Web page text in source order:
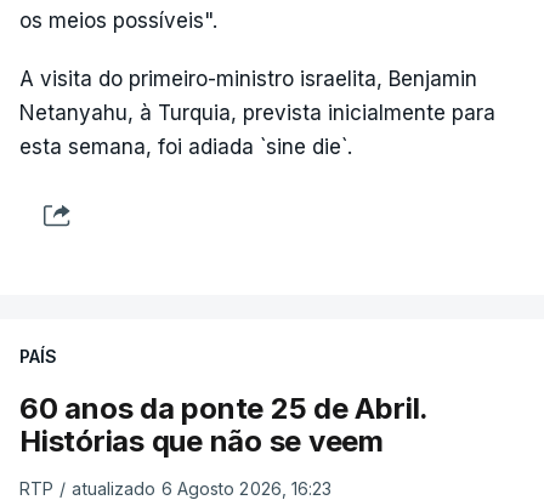
os meios possíveis".
A visita do primeiro-ministro israelita, Benjamin
Netanyahu, à Turquia, prevista inicialmente para
esta semana, foi adiada `sine die`.
PAÍS
60 anos da ponte 25 de Abril.
Histórias que não se veem
RTP / atualizado 6 Agosto 2026, 16:23